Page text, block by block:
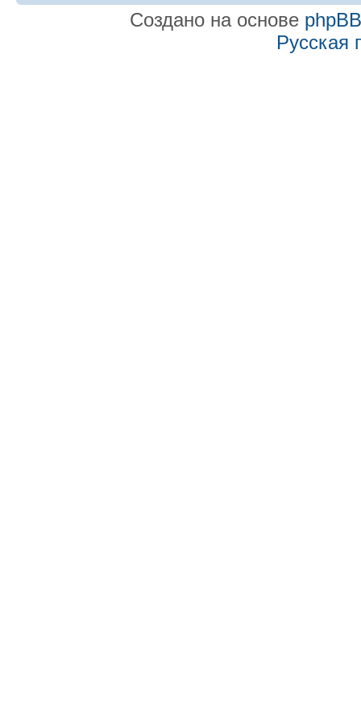
Создано на основе phpBB
Русская